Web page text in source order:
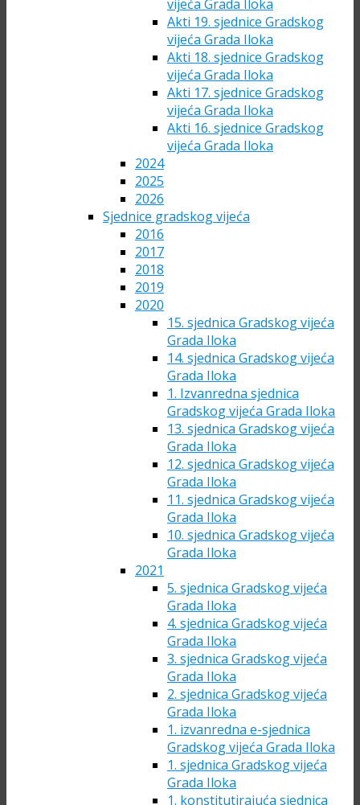
vijeća Grada Iloka
Akti 19. sjednice Gradskog
vijeća Grada Iloka
Akti 18. sjednice Gradskog
vijeća Grada Iloka
Akti 17. sjednice Gradskog
vijeća Grada Iloka
Akti 16. sjednice Gradskog
vijeća Grada Iloka
2024
2025
2026
Sjednice gradskog vijeća
2016
2017
2018
2019
2020
15. sjednica Gradskog vijeća
Grada Iloka
14. sjednica Gradskog vijeća
Grada Iloka
1. Izvanredna sjednica
Gradskog vijeća Grada Iloka
13. sjednica Gradskog vijeća
Grada Iloka
12. sjednica Gradskog vijeća
Grada Iloka
11. sjednica Gradskog vijeća
Grada Iloka
10. sjednica Gradskog vijeća
Grada Iloka
2021
5. sjednica Gradskog vijeća
Grada Iloka
4. sjednica Gradskog vijeća
Grada Iloka
3. sjednica Gradskog vijeća
Grada Iloka
2. sjednica Gradskog vijeća
Grada Iloka
1. izvanredna e-sjednica
Gradskog vijeća Grada Iloka
1. sjednica Gradskog vijeća
Grada Iloka
1. konstitutirajuća sjednica